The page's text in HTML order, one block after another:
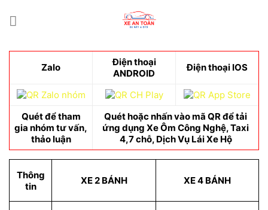
Zalo
Điện thoại
ANDROID
Điện thoại IOS
Quét để tham
gia nhóm tư vấn,
thảo luận
Quét hoặc nhấn vào mã QR để tải
ứng dụng Xe Ôm Công Nghệ, Taxi
4,7 chỗ, Dịch Vụ Lái Xe Hộ
Thông
tin
XE 2 BÁNH XE 4 BÁNH